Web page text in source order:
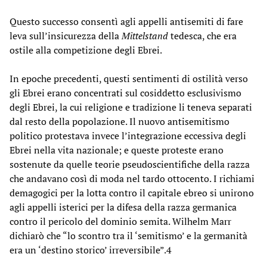
Questo successo consentì agli appelli antisemiti di fare
leva sull’insicurezza dellaMittelstandtedesca, che era
ostile alla competizione degli Ebrei.
In epoche precedenti, questi sentimenti di ostilità verso
gli Ebrei erano concentrati sul cosiddetto esclusivismo
degli Ebrei, la cui religione e tradizione li teneva separati
dal resto della popolazione. Il nuovo antisemitismo
politico protestava invece l’integrazione eccessiva degli
Ebrei nella vita nazionale; e queste proteste erano
sostenute da quelle teorie pseudoscientifiche della razza
che andavano così di moda nel tardo ottocento. I richiami
demagogici per la lotta contro il capitale ebreo si unirono
agli appelli isterici per la difesa della razza germanica
contro il pericolo del dominio semita. Wilhelm Marr
dichiarò che “lo scontro tra il ‘semitismo’ e la germanità
era un ‘destino storico’ irreversibile”.4